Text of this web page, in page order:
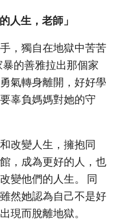
人生，老師」
，獨自在地獄中苦苦
的善雅拉出那個家
氣轉身離開，好好學
辜負媽媽對她的守
改變人生，擁抱同
，成為更好的人，也
變他們的人生。 同
然她認為自己不是好
現而脫離地獄。